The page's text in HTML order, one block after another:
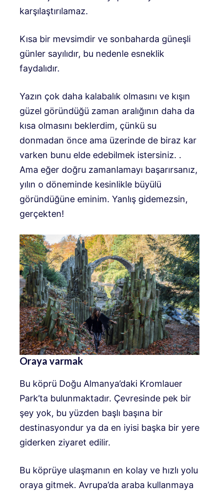
karşılaştırılamaz.
Kısa bir mevsimdir ve sonbaharda güneşli
günler sayılıdır, bu nedenle esneklik
faydalıdır.
Yazın çok daha kalabalık olmasını ve kışın
güzel göründüğü zaman aralığının daha da
kısa olmasını beklerdim, çünkü su
donmadan önce ama üzerinde de biraz kar
varken bunu elde edebilmek istersiniz. .
Ama eğer doğru zamanlamayı başarırsanız,
yılın o döneminde kesinlikle büyülü
göründüğüne eminim. Yanlış gidemezsin,
gerçekten!
Oraya varmak
Bu köprü Doğu Almanya’daki Kromlauer
Park’ta bulunmaktadır. Çevresinde pek bir
şey yok, bu yüzden başlı başına bir
destinasyondur ya da en iyisi başka bir yere
giderken ziyaret edilir.
Bu köprüye ulaşmanın en kolay ve hızlı yolu
oraya gitmek. Avrupa’da araba kullanmaya